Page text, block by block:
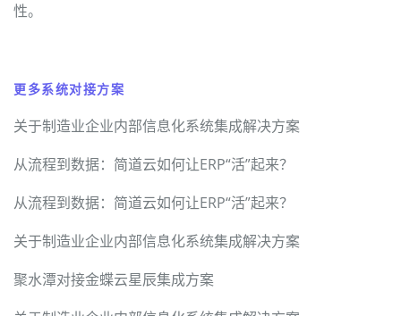
性。
更多系统对接方案
关于制造业企业内部信息化系统集成解决方案
从流程到数据：简道云如何让ERP“活”起来？
从流程到数据：简道云如何让ERP“活”起来？
关于制造业企业内部信息化系统集成解决方案
聚水潭对接金蝶云星辰集成方案